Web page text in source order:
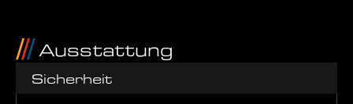
Ausstattung
Sicherheit